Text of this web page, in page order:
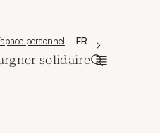
fenêtrepersonnel 'Choisir une
La langue
FR
solidaire